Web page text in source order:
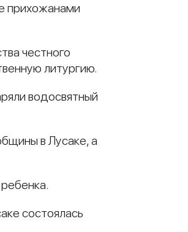
прихожанами
честного
литургию.
водосвятный
в Лусаке, а
состоялась